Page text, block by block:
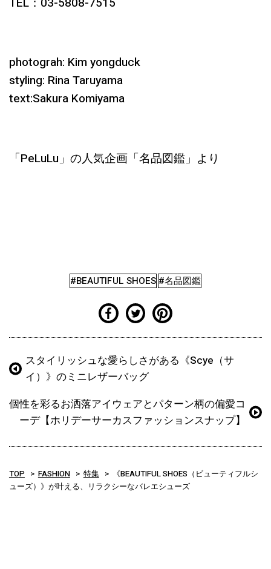
photograh: Kim yongduck
styling: Rina Taruyama
text:Sakura Komiyama
「PeLuLu」の人気企画「名品図鑑」より
#BEAUTIFUL SHOES #名品図鑑
スタイリッシュな愛らしさがある《Scye（サ
イ）》のミニレザーバッグ
個性を彩るお洒落アイウェアとパターン柄の偏愛コ
ーデ【ホリデーサーカスファッションスナップ】
TOP FASHION 特集
《BEAUTIFUL SHOES（ビューティフルシ
ューズ）》が叶える、リラクシーなバレエシューズ